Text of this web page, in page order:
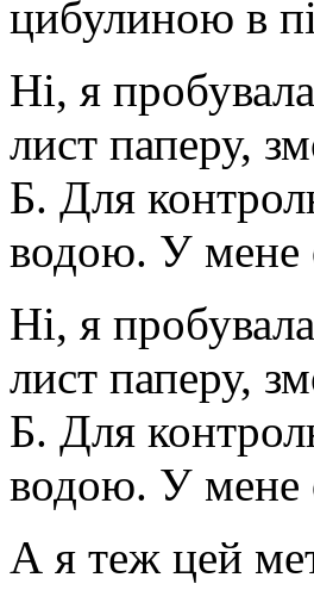
цибулиною в
Ні, я
лист паперу,
Б. Для
водою. У мене
Ні, я
лист паперу,
Б. Для
водою. У мене
А я теж цей